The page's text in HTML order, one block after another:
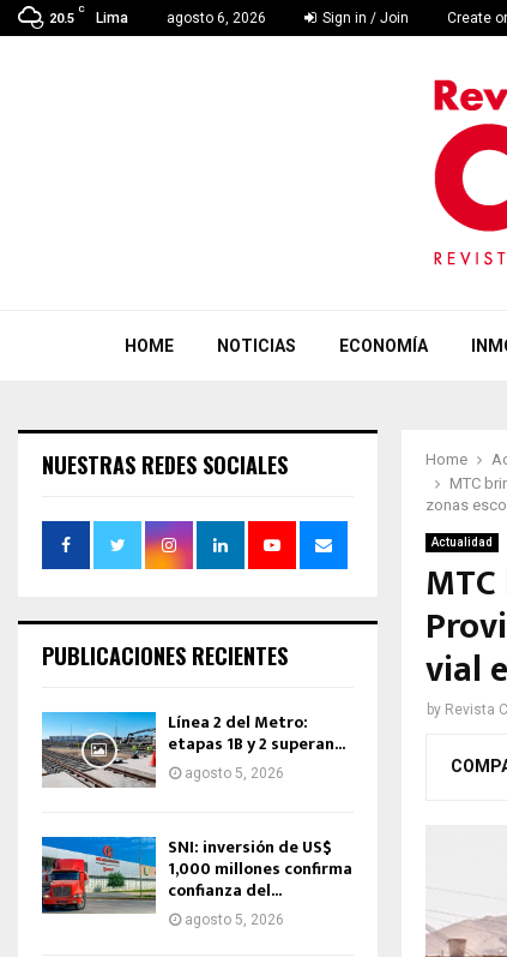
20.5
C
Lima agosto 6, 2026 Sign in / Join Create
HOME NOTICIAS ECONOMÍA
Home
MTC
zonas
Actualidad
vial
by Revista
NUESTRAS REDES SOCIALES
PUBLICACIONES RECIENTES
Línea 2 del Metro:
etapas 1B y 2 superan...
agosto 5, 2026
SNI: inversión de US$
1,000 millones confirma
confianza del...
agosto 5, 2026